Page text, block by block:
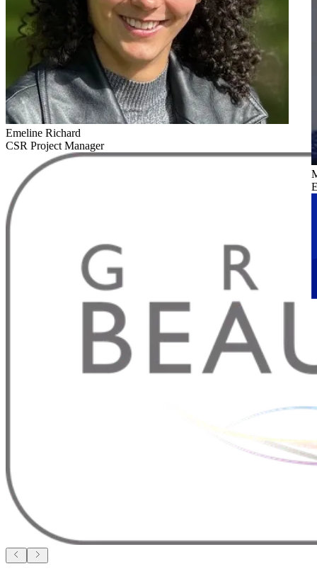
Emeline Richard
CSR Project Manager